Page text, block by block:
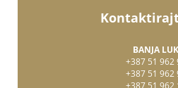
BANJA
+387 51 962
+387 51 962
+387 51 962